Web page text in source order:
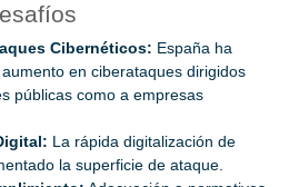
Cibernéticos: España ha
en ciberataques dirigidos
públicas como a empresas
La rápida digitalización de
la superficie de ataque.